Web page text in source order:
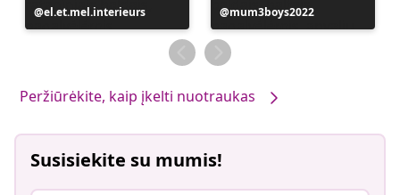
Įrašą
paskelbė
el.et.mel.interieurs
Įrašą
paskelbė
mum3boys2022
Peržiūrėkite, kaip įkelti nuotraukas
Susisiekite su mumis!